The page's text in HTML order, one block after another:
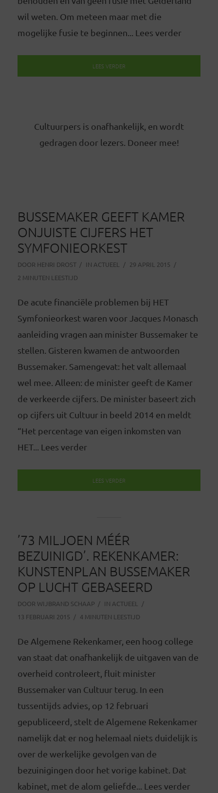
wil weten. Om meteen maar met die
mogelijke fusie te beginnen... Lees verder
LEES VERDER
Cultuurpers is onafhankelijk, en wordt
gedragen door lezers. Doneer mee!
BUSSEMAKER GEEFT KAMER
ONJUISTE CIJFERS HET
SYMFONIEORKEST
DOOR HENRI DROST IN ACTUEEL
29 APRIL 2015
2 MINUTEN LEESTIJD
De acute financiële problemen bij HET
Symfonieorkest waren voor Jacques Monasch
aanleiding vragen aan minister Bussemaker te
stellen. Gisteren kwamen de antwoorden
Bussemaker. Samengevat: het valt allemaal
wel mee. Alleen: de minister geeft de Kamer
de verkeerde cijfers. De minister baseert zich
op cijfers uit Cultuur in beeld 2014 en meldt
“Het percentage van eigen inkomsten van
HET... Lees verder
LEES VERDER
’73 MILJOEN MÉÉR
BEZUINIGD’. REKENKAMER:
KUNSTENPLAN BUSSEMAKER
OP LUCHT GEBASEERD
DOOR WIJBRAND SCHAAP IN ACTUEEL
13 FEBRUARI 2015
4 MINUTEN LEESTIJD
De Algemene Rekenkamer, een hoog college
van staat dat onafhankelijk de uitgaven van de
overheid controleert, fluit minister
Bussemaker van Cultuur terug. In een
tussentijds advies, op 12 februari
gepubliceerd, stelt de Algemene Rekenkamer
namelijk dat er nog helemaal niets duidelijk is
over de werkelijke gevolgen van de
bezuinigingen door het vorige kabinet. Dat
kabinet, met de alom geliefde... Lees verder